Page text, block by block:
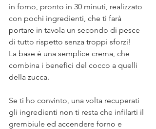
in forno, pronto in 30 minuti, realizzato
con pochi ingredienti, che ti farà
portare in tavola un secondo di pesce
di tutto rispetto senza troppi sforzi!⠀⠀
La base è una semplice crema, che
combina i benefici del cocco a quelli
della zucca. ⠀
Se ti ho convinto, una volta recuperati
gli ingredienti non ti resta che infilarti il
grembiule ed accendere forno e